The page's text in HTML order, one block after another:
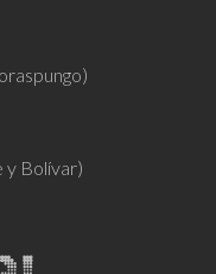
y Bolívar)